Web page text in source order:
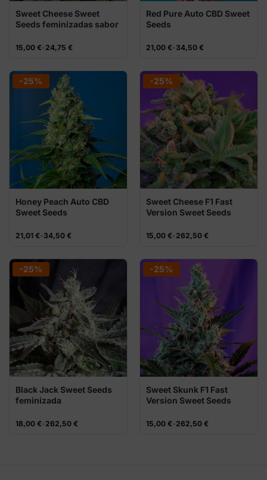
Sweet Cheese Sweet
Seeds feminizadas sabor
15,00 €-24,75 €
Rango
15,00 €
hasta
24,75 €
Red Pure Auto CBD Sweet
Seeds
21,00 €-34,50 €
Rango
21,00 €
hasta
34,50 €
-25%
Honey Peach Auto CBD
Sweet Seeds
21,01 €-34,50 €
Rango
21,01 €
hasta
34,50 €
-25%
Sweet Cheese F1 Fast
Version Sweet Seeds
15,00 €-262,50 €
Rango
15,00 €
hasta
262,50 €
-25%
Black Jack Sweet Seeds
feminizada
18,00 €-262,50 €
Rango
-25%
Sweet Skunk F1 Fast
Version Sweet Seeds
15,00 €-262,50 €
Rango